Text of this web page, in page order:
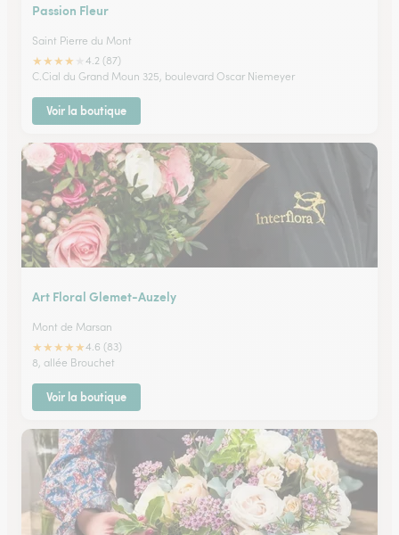
Passion Fleur
Saint Pierre du Mont
★★★★
4.2 (87)
C.Cial du Grand Moun 325, boulevard Oscar Niemeyer
Voir la boutique
Art Floral Glemet-Auzely
Mont de Marsan
★★★★★4.6 (83)
8, allée Brouchet
Voir la boutique